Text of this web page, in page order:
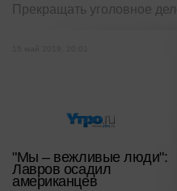
Прекращать уголовное
"Мы – вежливые люди":
Лавров осадил
американцев